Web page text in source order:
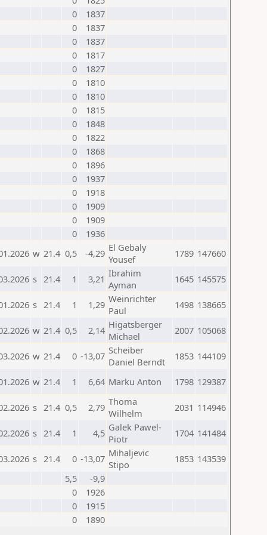
0
1837
0
1837
0
1837
0
1817
0
1827
0
1810
0
1810
0
1815
0
1848
0
1822
0
1868
0
1896
0
1937
0
1918
0
1909
0
1909
0
1936
w 21.4 0,5 -4,29 El Gebaly
Yousef
1789 147660
s 21.4 1 3,21 Ibrahim
Ayman
1645 145575
s 21.4 1 1,29 Weinrichter
Paul
1498 138665
w 21.4 0,5 2,14 Higatsberger
Michael
2007 105068
w 21.4 0 -13,07 Scheiber
Daniel Berndt
1853 144109
w 21.4 1 6,64 Marku Anton 1798 129387
s 21.4 0,5 2,79 Thoma
Wilhelm
2031 114946
s 21.4 1 4,5 Galek Pawel-
Piotr
1704 141484
s 21.4 0 -13,07 Mihaljevic
Stipo
1853 143539
5,5
-9,9
0
1926
0
1915
0
1890